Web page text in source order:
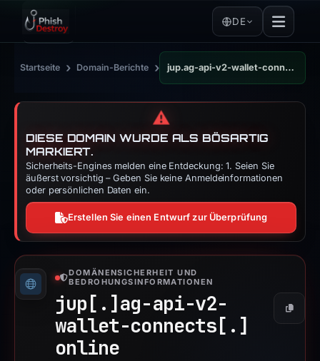
DE
Startseite › Domain-Berichte › jup.ag-api-v2-wallet-connects.online
⚠️
DIESE DOMAIN WURDE ALS BÖSARTIG
MARKIERT.
Sicherheits-Engines melden eine Entdeckung: 1. Seien Sie
äußerst vorsichtig – Geben Sie keine Anmeldeinformationen
oder persönlichen Daten ein.
Erstellen Sie einen Entwurf zur Überprüfung
DOMÄNENSICHERHEIT UND
BEDROHUNGSINFORMATIONEN
jup[.] ag-api-v2-
wallet-connects[.]
online